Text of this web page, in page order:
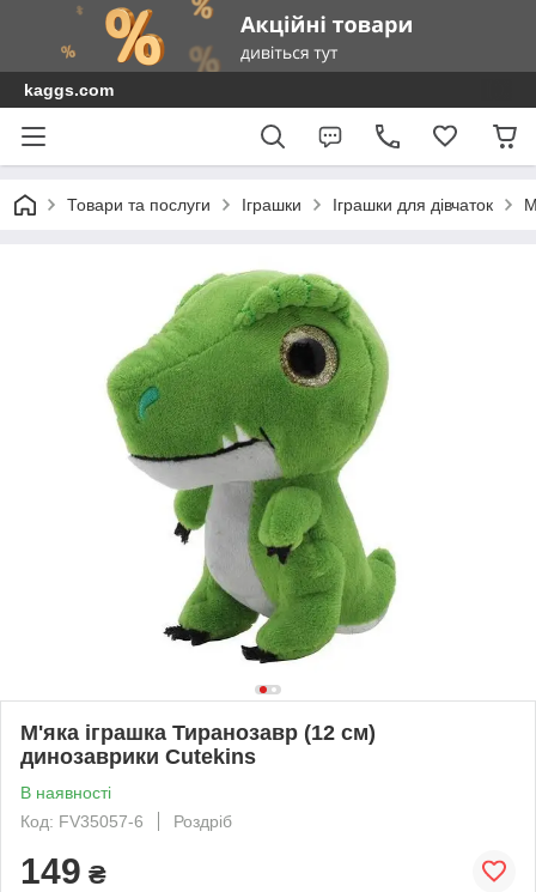
kaggs.com
Товари та послуги Іграшки Іграшки для дівчаток
М'яка іграшка Тиранозавр (12 см)
динозаврики Cutekins
В наявності
Код: FV35057-6
Роздріб
149 ₴